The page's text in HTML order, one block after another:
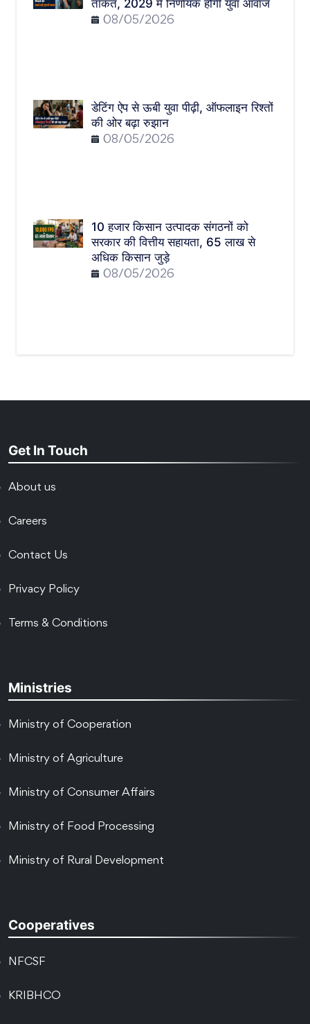
ताकत, 2029 में निर्णायक होगी युवा आवाज
08/05/2026
डेटिंग ऐप से ऊबी युवा पीढ़ी, ऑफलाइन रिश्तों
की ओर बढ़ा रुझान
08/05/2026
10 हजार किसान उत्पादक संगठनों को
सरकार की वित्तीय सहायता, 65 लाख से
अधिक किसान जुड़े
08/05/2026
Get In Touch
About us
Careers
Contact Us
Privacy Policy
Terms & Conditions
Ministries
Ministry of Cooperation
Ministry of Agriculture
Ministry of Consumer Affairs
Ministry of Food Processing
Ministry of Rural Development
Cooperatives
NFCSF
KRIBHCO